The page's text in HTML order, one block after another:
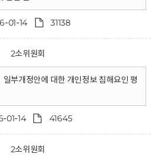
01-14 31138
2소위원회
일부개정안에 대한 개인정보 침해요인 평
01-14 41645
2소위원회